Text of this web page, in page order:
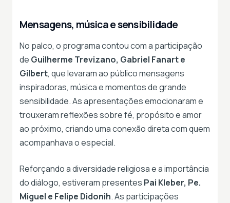
Mensagens, música e sensibilidade
No palco, o programa contou com a participação
de Guilherme Trevizano, Gabriel Fanart e
Gilbert, que levaram ao público mensagens
inspiradoras, música e momentos de grande
sensibilidade. As apresentações emocionaram e
trouxeram reflexões sobre fé, propósito e amor
ao próximo, criando uma conexão direta com quem
acompanhava o especial.
Reforçando a diversidade religiosa e a importância
do diálogo, estiveram presentes Pai Kleber, Pe.
Miguel e Felipe Didonih. As participações